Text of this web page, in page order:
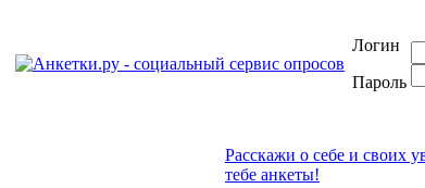
Логин
Пароль
Расскажи о себе и своих
тебе анкеты!